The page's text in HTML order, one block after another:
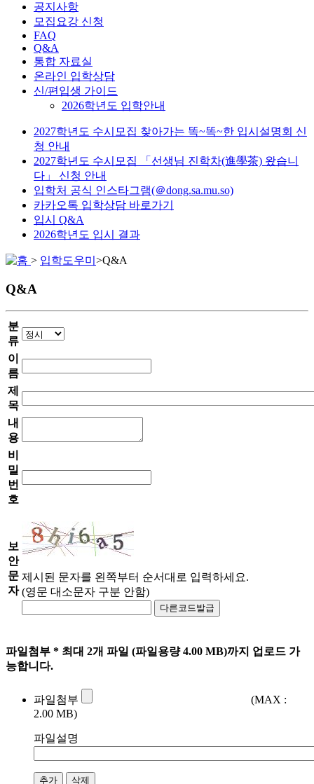
공지사항
모집요강 신청
FAQ
Q&A
통합 자료실
온라인 입학상담
신/편입생 가이드
2026학년도 입학안내
2027학년도 수시모집 찾아가는 똑~똑~한 입시설명회 신
청 안내
2027학년도 수시모집 「선생님 진학차(進學茶) 왔습니
다」 신청 안내
입학처 공식 인스타그램(＠dong.sa.mu.so)
카카오톡 입학상담 바로가기
입시 Q&A
2026학년도 입시 결과
> 입학도우미 >Q&A
Q&A
분
류
이
름
제
목
내
용
비
밀
번
호
보
안
문
자
제시된 문자를 왼쪽부터 순서대로 입력하세요.
(영문 대소문자 구분 안함)
다른코드발급
파일첨부 * 최대 2개 파일 (파일용량 4.00 MB)까지 업로드 가
능합니다.
파일첨부
(MAX :
2.00 MB)
파일설명
추가 삭제